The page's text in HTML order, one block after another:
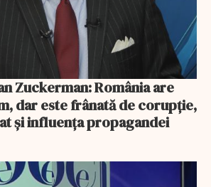
dar este frânată de corupție,
și influența propagandei